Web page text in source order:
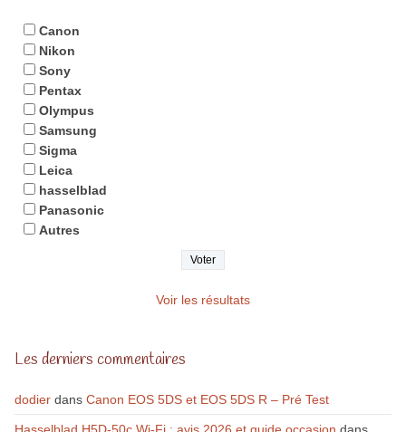
Canon
Nikon
Sony
Pentax
Olympus
Samsung
Sigma
Leica
hasselblad
Panasonic
Autres
Voir les résultats
Les derniers commentaires
dodierdans Canon EOS 5DS et EOS 5DS R – Pré Test